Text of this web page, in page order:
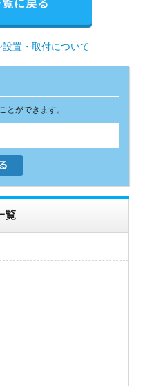
置・取付について
とができます。
覧